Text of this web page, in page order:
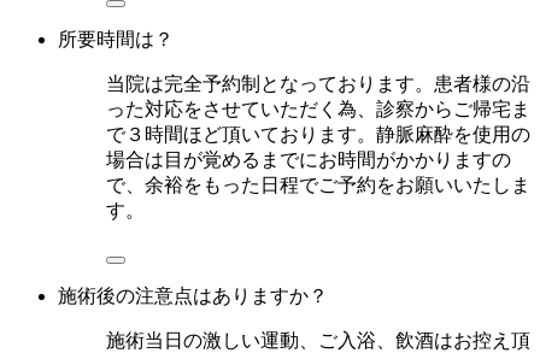
所要時間は？
当院は完全予約制となっております。患者様の沿
った対応をさせていただく為、診察からご帰宅ま
で３時間ほど頂いております。静脈麻酔を使用の
場合は目が覚めるまでにお時間がかかりますの
で、余裕をもった日程でご予約をお願いいたしま
す。
施術後の注意点はありますか？
施術当日の激しい運動、ご入浴、飲酒はお控え頂